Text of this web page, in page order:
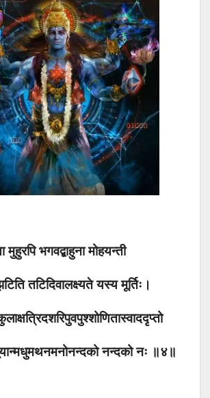
भगवद्बाहुना मोहयन्ती
तटिदिवालक्ष्यते यस्य मूर्तिः।
नन्दको नः ॥४॥